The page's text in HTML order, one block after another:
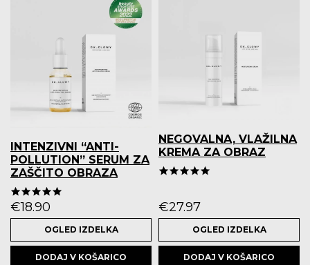
INTENZIVNI “ANTI-
POLLUTION” SERUM ZA
ZAŠČITO OBRAZA
€18.90
OGLED IZDELKA
DODAJ V KOŠARICO
NEGOVALNA, VLAŽILNA
KREMA ZA OBRAZ
€27.97
OGLED IZDELKA
DODAJ V KOŠARICO